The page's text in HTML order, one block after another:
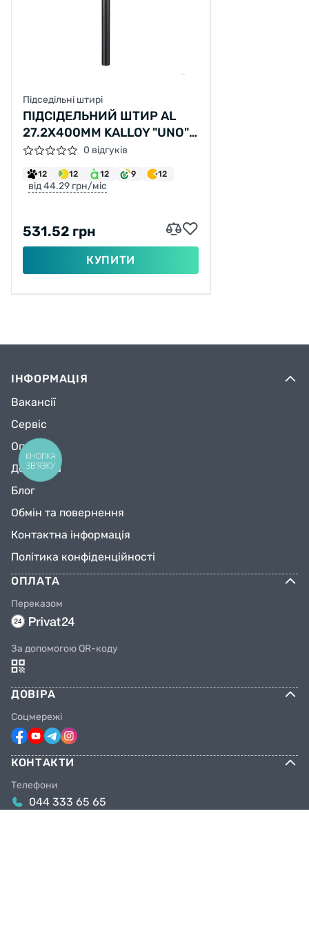
Підседільні штирі
ПІДСІДЕЛЬНИЙ ШТИР AL
27.2X400ММ KALLOY "UNO"
SP-602 (ЧОРНИЙ)
0 відгуків
12 12 12 9 12
від 44.29 грн/міс
531.52 грн
КУПИТИ
ІНФОРМАЦІЯ
Вакансії
Сервіс
Оплата
Доставка
Блог
Обмін та повернення
Контактна інформація
Політика конфіденційності
ОПЛАТА
Переказом
За допомогою QR-коду
ДОВІРА
Соцмережі
КОНТАКТИ
Телефони
044 333 65 65
КНОПКА
ЗВ'ЯЗКУ